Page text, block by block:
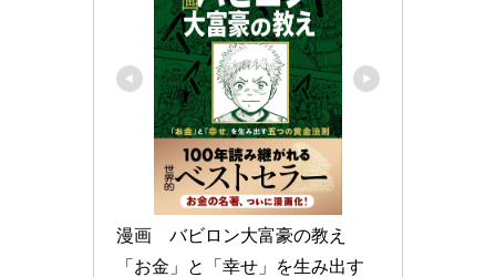
漫画　バビロン大富豪の教え
「お金」と「幸せ」を生み出す